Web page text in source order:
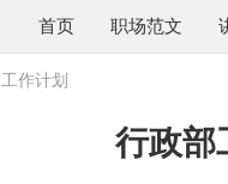
首页 职场范文
工作计划
行政部